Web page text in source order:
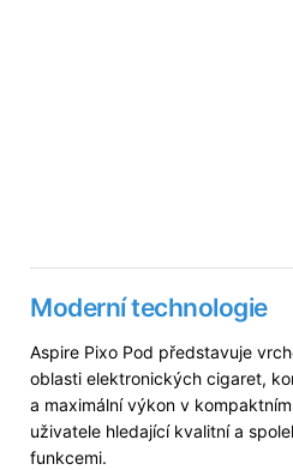
Moderní technologie
Aspire Pixo Pod představuje
oblasti elektronických cigaret,
a maximální výkon v
uživatele hledající kvalitní a
funkcemi.